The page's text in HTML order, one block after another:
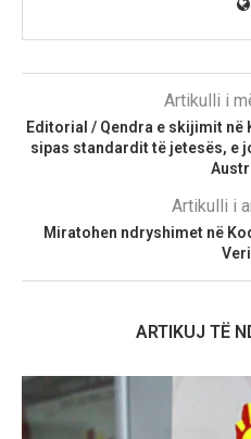
Artikulli i
Editorial / Qendra e skijimit në
sipas standardit të jetesës, e
Artikulli i
Miratohen ndryshimet në
ARTIKUJ TË